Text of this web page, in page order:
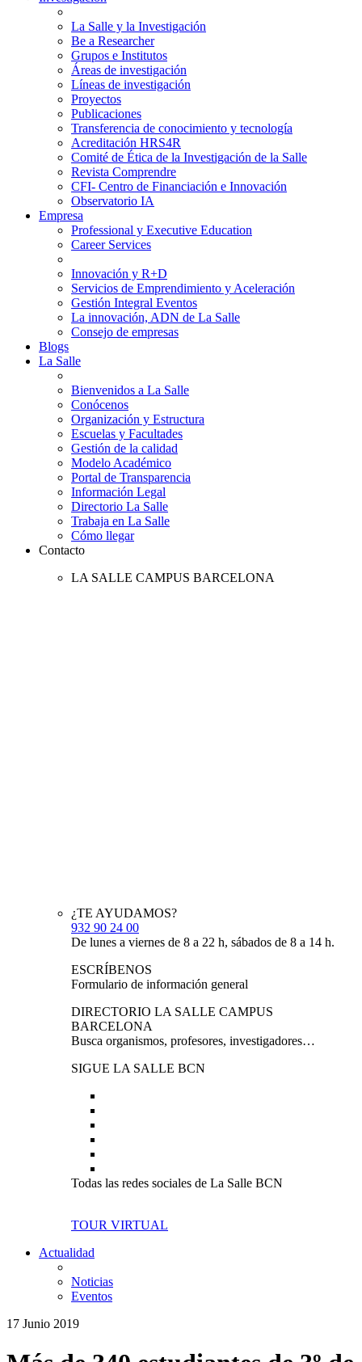
La Salle y la Investigación
Be a Researcher
Grupos e Institutos
Áreas de investigación
Líneas de investigación
Proyectos
Publicaciones
Transferencia de conocimiento y tecnología
Acreditación HRS4R
Comité de Ética de la Investigación de la Salle
Revista Comprendre
CFI- Centro de Financiación e Innovación
Observatorio IA
Empresa
Professional y Executive Education
Career Services
Innovación y R+D
Servicios de Emprendimiento y Aceleración
Gestión Integral Eventos
La innovación, ADN de La Salle
Consejo de empresas
Blogs
La Salle
Bienvenidos a La Salle
Conócenos
Organización y Estructura
Escuelas y Facultades
Gestión de la calidad
Modelo Académico
Portal de Transparencia
Información Legal
Directorio La Salle
Trabaja en La Salle
Cómo llegar
Contacto
LA SALLE CAMPUS BARCELONA
¿TE AYUDAMOS?
932 90 24 00
De lunes a viernes de 8 a 22 h, sábados de 8 a 14 h.
ESCRÍBENOS
Formulario de información general
DIRECTORIO LA SALLE CAMPUS
BARCELONA
Busca organismos, profesores, investigadores…
SIGUE LA SALLE BCN
Todas las redes sociales de La Salle BCN
TOUR VIRTUAL
Actualidad
Noticias
Eventos
17 Junio 2019